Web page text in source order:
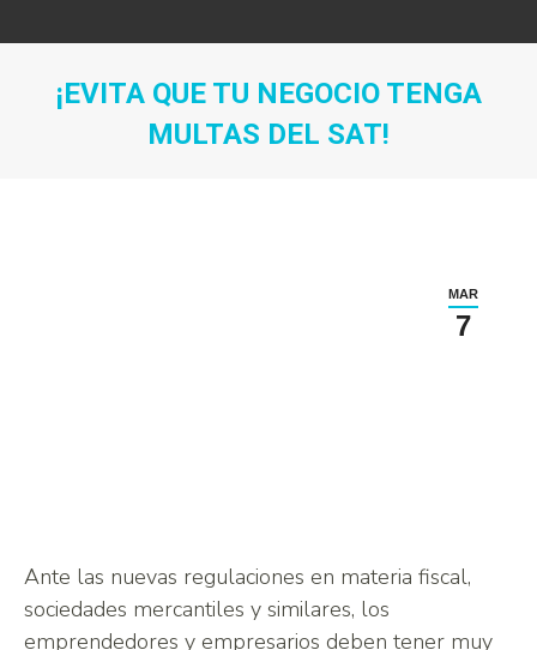
¡EVITA QUE TU NEGOCIO TENGA
MULTAS DEL SAT!
MAR
7
Ante las nuevas regulaciones en materia fiscal,
sociedades mercantiles y similares, los
emprendedores y empresarios deben tener muy